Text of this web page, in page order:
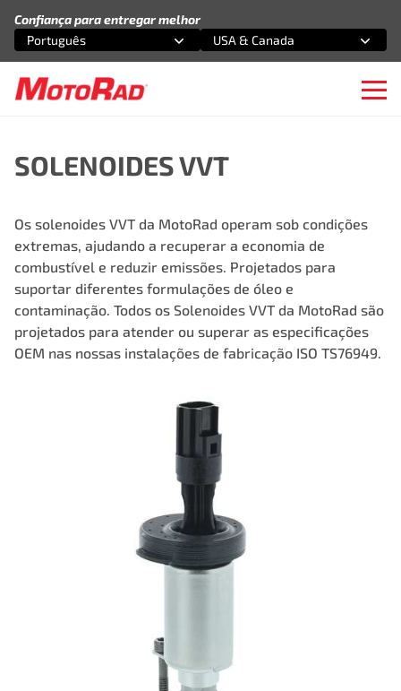
Confiança para entregar melhor
Selecione uma opção
Português
Selecione uma opção
USA & Canada
SOLENOIDES VVT
Os solenoides VVT da MotoRad operam sob condições
extremas, ajudando a recuperar a economia de
combustível e reduzir emissões. Projetados para
suportar diferentes formulações de óleo e
contaminação. Todos os Solenoides VVT da MotoRad são
projetados para atender ou superar as especificações
OEM nas nossas instalações de fabricação ISO TS76949.